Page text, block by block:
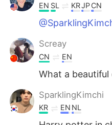
EN SL KRJPCN
Screay
CN EN
What a beautiful
SparklingKimchi
KR EN NL